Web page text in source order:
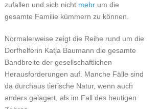
zufallen und sich nicht mehrum die
gesamte Familie kümmern zu können.
Normalerweise zeigt die Reihe rund um die
Dorfhelferin Katja Baumann die gesamte
Bandbreite der gesellschaftlichen
Herausforderungen auf. Manche Fälle sind
da durchaus tierische Natur, wenn auch
anders gelagert, als im Fall des heutigen